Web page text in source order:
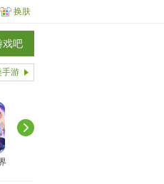
换肤
戏吧
手游